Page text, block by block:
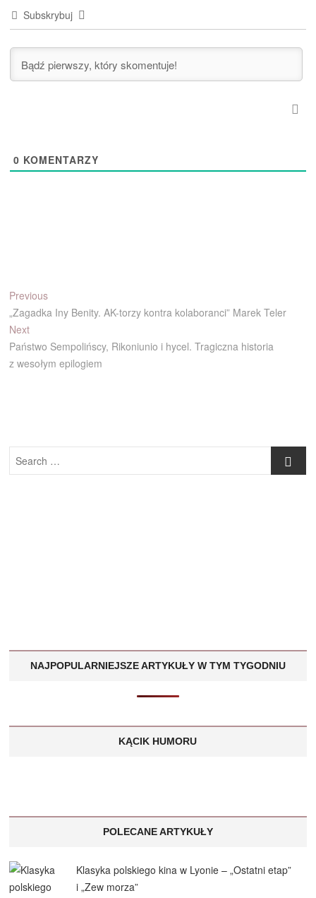
Subskrybuj
0 KOMENTARZY
Nawigacja
wpisu
PreviousPrevious
post:
„Zagadka Iny Benity. AK-torzy kontra kolaboranci” Marek Teler
NextNext
post:
Państwo Sempolińscy, Rikoniunio i hycel. Tragiczna historia
z wesołym epilogiem
Search
…
NAJPOPULARNIEJSZE ARTYKUŁY W TYM TYGODNIU
KĄCIK HUMORU
POLECANE ARTYKUŁY
Klasyka polskiego kina w Lyonie – „Ostatni etap”
i „Zew morza”